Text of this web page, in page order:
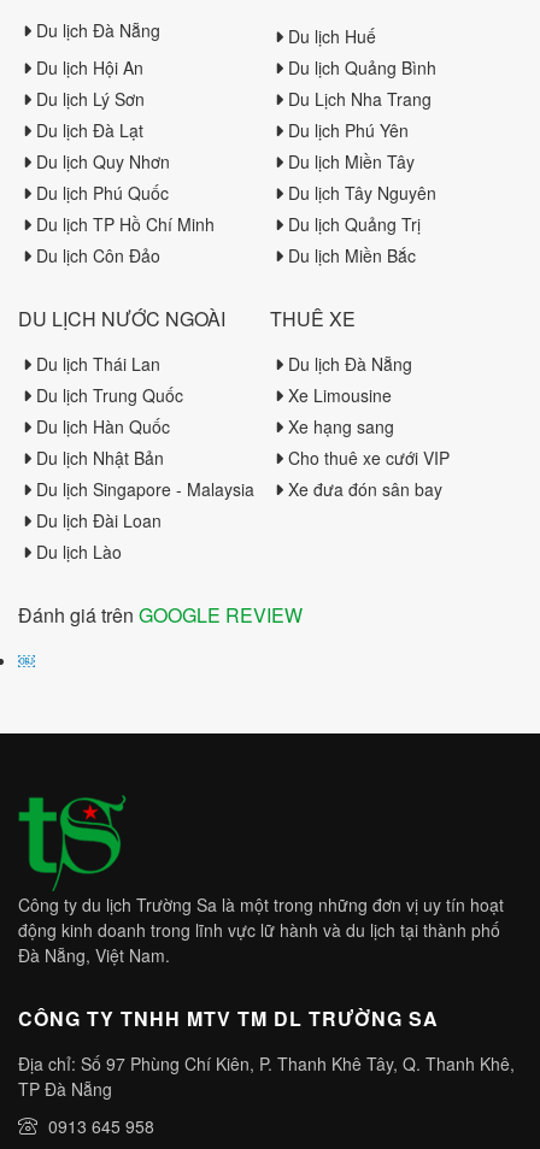
Du lịch Đà Nẵng
Du lịch Huế
Du lịch Hội An
Du lịch Quảng Bình
Du lịch Lý Sơn
Du Lịch Nha Trang
Du lịch Đà Lạt
Du lịch Phú Yên
Du lịch Quy Nhơn
Du lịch Miền Tây
Du lịch Phú Quốc
Du lịch Tây Nguyên
Du lịch TP Hồ Chí Minh
Du lịch Quảng Trị
Du lịch Côn Đảo
Du lịch Miền Bắc
DU LỊCH NƯỚC NGOÀI
Du lịch Thái Lan
Du lịch Trung Quốc
Du lịch Hàn Quốc
Du lịch Nhật Bản
Du lịch Singapore - Malaysia
Du lịch Đài Loan
Du lịch Lào
THUÊ XE
Du lịch Đà Nẵng
Xe Limousine
Xe hạng sang
Cho thuê xe cưới VIP
Xe đưa đón sân bay
Đánh giá trên GOOGLE REVIEW
￼
Công ty du lịch Trường Sa là một trong những đơn vị uy tín hoạt
động kinh doanh trong lĩnh vực lữ hành và du lịch tại thành phố
Đà Nẵng, Việt Nam.
CÔNG TY TNHH MTV TM DL TRƯỜNG SA
Địa chỉ: Số 97 Phùng Chí Kiên, P. Thanh Khê Tây, Q. Thanh Khê,
TP Đà Nẵng
0913 645 958